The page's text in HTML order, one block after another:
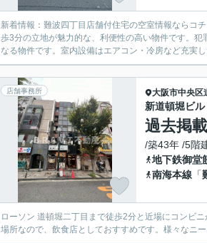
新着情報：難波四丁目店舗付住宅の空室情報ならコ
歩3分の立地が魅力的な、利便性の高い物件です。
なる物件です。室内設備はエアコン・冷房など充実
店舗事務所 大阪市中央区
新道頓堀ビ
過去掲
/築43年 /5階
地下鉄御堂
南海本線 「
ローソン 道頓堀二丁目まで徒歩2分と近場にコンビ
場所なので、飲食店としておすすめです。様々なニ